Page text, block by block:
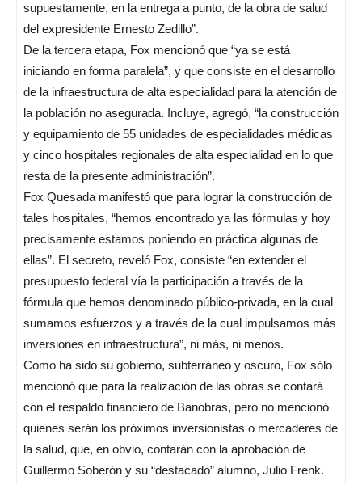
supuestamente, en la entrega a punto, de la obra de salud
del expresidente Ernesto Zedillo”.
De la tercera etapa, Fox mencionó que “ya se está
iniciando en forma paralela”, y que consiste en el desarrollo
de la infraestructura de alta especialidad para la atención de
la población no asegurada. Incluye, agregó, “la construcción
y equipamiento de 55 unidades de especialidades médicas
y cinco hospitales regionales de alta especialidad en lo que
resta de la presente administración”.
Fox Quesada manifestó que para lograr la construcción de
tales hospitales, “hemos encontrado ya las fórmulas y hoy
precisamente estamos poniendo en práctica algunas de
ellas”. El secreto, reveló Fox, consiste “en extender el
presupuesto federal vía la participación a través de la
fórmula que hemos denominado público-privada, en la cual
sumamos esfuerzos y a través de la cual impulsamos más
inversiones en infraestructura”, ni más, ni menos.
Como ha sido su gobierno, subterráneo y oscuro, Fox sólo
mencionó que para la realización de las obras se contará
con el respaldo financiero de Banobras, pero no mencionó
quienes serán los próximos inversionistas o mercaderes de
la salud, que, en obvio, contarán con la aprobación de
Guillermo Soberón y su “destacado” alumno, Julio Frenk.